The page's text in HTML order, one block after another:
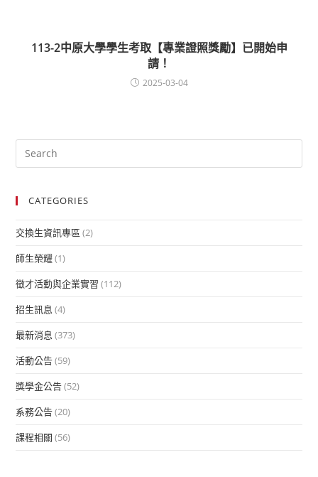
113-2中原大學學生考取【專業證照獎勵】已開始申
請！
2025-03-04
CATEGORIES
交換生資訊專區 (2)
師生榮耀(1)
徵才活動與企業實習 (112)
招生訊息 (4)
最新消息 (373)
活動公告(59)
獎學金公告(52)
系務公告(20)
課程相關 (56)